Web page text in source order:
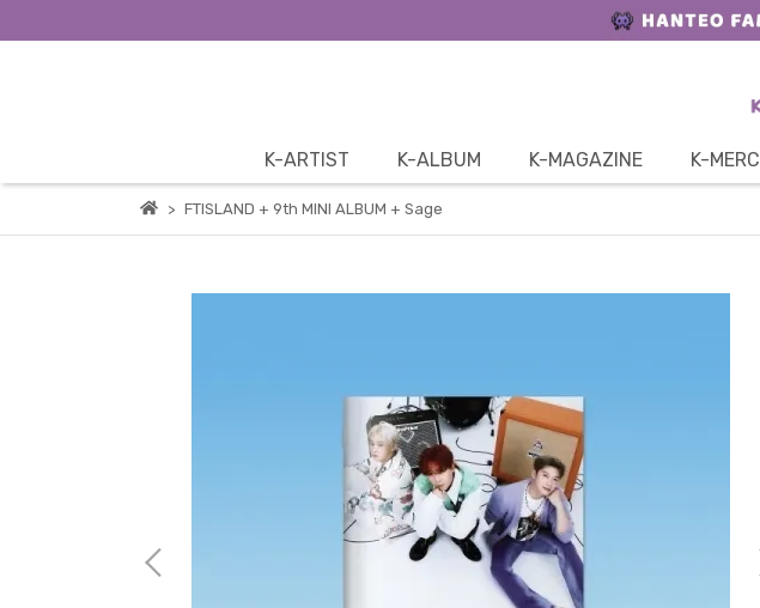
K-ARTIST K-ALBUM K-MAGAZINE K-
FTISLAND + 9th MINI ALBUM + Sage